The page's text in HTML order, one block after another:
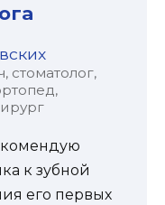
стоматолог,
к зубной
его первых